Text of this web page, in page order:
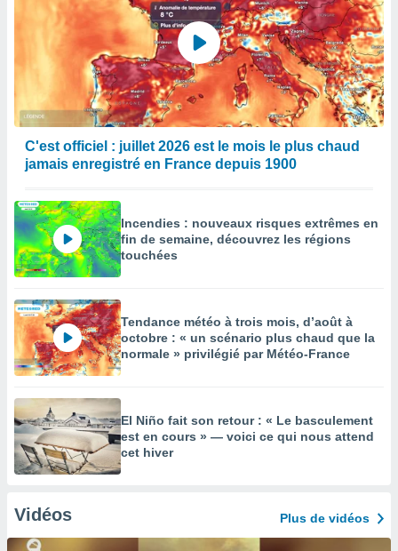
C'est officiel : juillet 2026 est le mois le plus chaud
jamais enregistré en France depuis 1900
Incendies : nouveaux risques extrêmes en
fin de semaine, découvrez les régions
touchées
Tendance météo à trois mois, d’août à
octobre : « un scénario plus chaud que la
normale » privilégié par Météo-France
El Niño fait son retour : « Le basculement
est en cours » — voici ce qui nous attend
cet hiver
Vidéos Plus de vidéos